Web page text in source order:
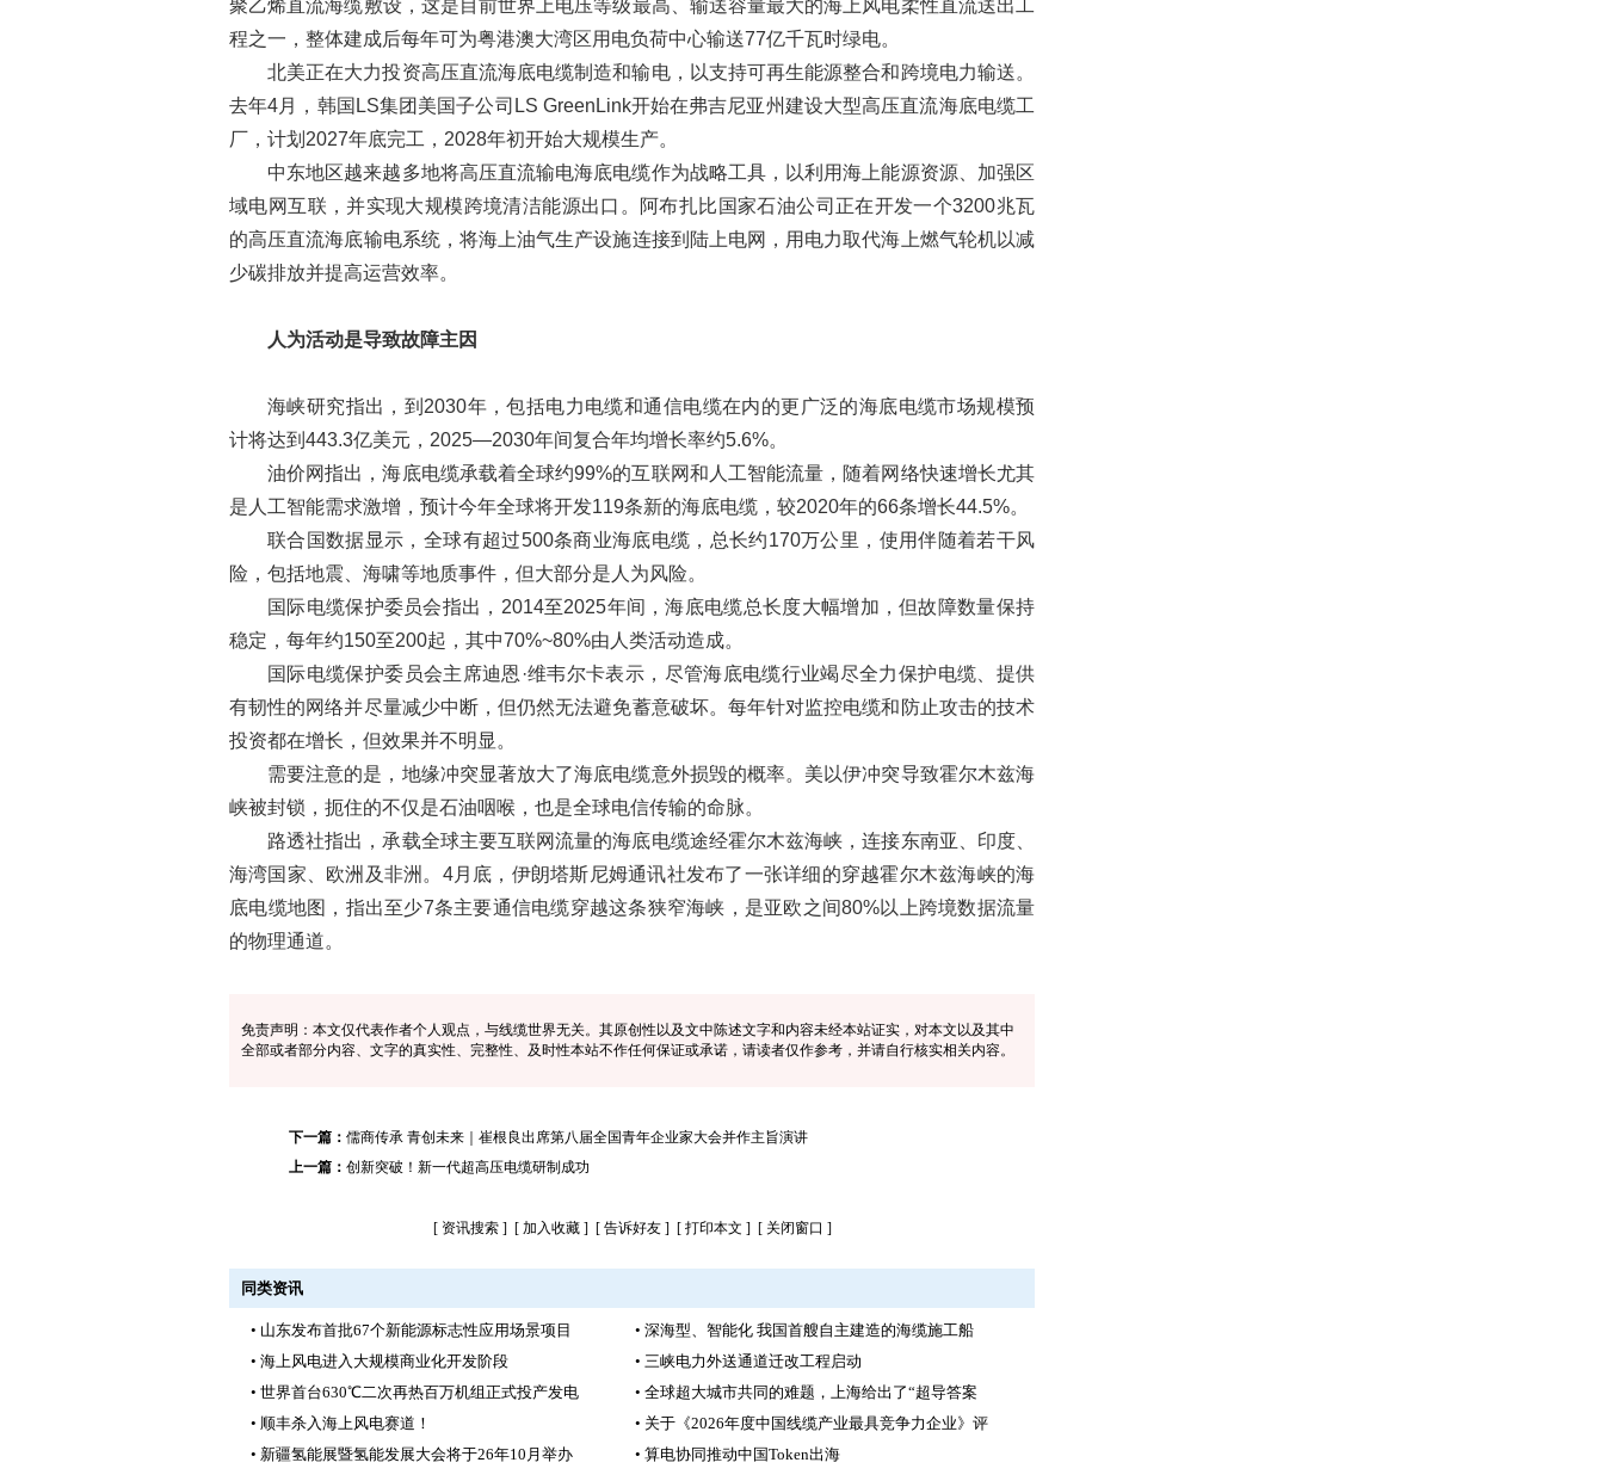
聚乙烯直流海缆敷设，这是目前世界上电压等级最高、输送容量最大的海上风电柔性直流送出工
程之一，整体建成后每年可为粤港澳大湾区用电负荷中心输送77亿千瓦时绿电。
北美正在大力投资高压直流海底电缆制造和输电，以支持可再生能源整合和跨境电力输送。
去年4月，韩国LS集团美国子公司LS GreenLink开始在弗吉尼亚州建设大型高压直流海底电缆工
厂，计划2027年底完工，2028年初开始大规模生产。
中东地区越来越多地将高压直流输电海底电缆作为战略工具，以利用海上能源资源、加强区
域电网互联，并实现大规模跨境清洁能源出口。阿布扎比国家石油公司正在开发一个3200兆瓦
的高压直流海底输电系统，将海上油气生产设施连接到陆上电网，用电力取代海上燃气轮机以减
少碳排放并提高运营效率。
人为活动是导致故障主因
海峡研究指出，到2030年，包括电力电缆和通信电缆在内的更广泛的海底电缆市场规模预
计将达到443.3亿美元，2025—2030年间复合年均增长率约5.6%。
油价网指出，海底电缆承载着全球约99%的互联网和人工智能流量，随着网络快速增长尤其
是人工智能需求激增，预计今年全球将开发119条新的海底电缆，较2020年的66条增长44.5%。
联合国数据显示，全球有超过500条商业海底电缆，总长约170万公里，使用伴随着若干风
险，包括地震、海啸等地质事件，但大部分是人为风险。
国际电缆保护委员会指出，2014至2025年间，海底电缆总长度大幅增加，但故障数量保持
稳定，每年约150至200起，其中70%~80%由人类活动造成。
国际电缆保护委员会主席迪恩·维韦尔卡表示，尽管海底电缆行业竭尽全力保护电缆、提供
有韧性的网络并尽量减少中断，但仍然无法避免蓄意破坏。每年针对监控电缆和防止攻击的技术
投资都在增长，但效果并不明显。
需要注意的是，地缘冲突显著放大了海底电缆意外损毁的概率。美以伊冲突导致霍尔木兹海
峡被封锁，扼住的不仅是石油咽喉，也是全球电信传输的命脉。
路透社指出，承载全球主要互联网流量的海底电缆途经霍尔木兹海峡，连接东南亚、印度、
海湾国家、欧洲及非洲。4月底，伊朗塔斯尼姆通讯社发布了一张详细的穿越霍尔木兹海峡的海
底电缆地图，指出至少7条主要通信电缆穿越这条狭窄海峡，是亚欧之间80%以上跨境数据流量
的物理通道。
免责声明：本文仅代表作者个人观点，与线缆世界无关。其原创性以及文中陈述文字和内容未经本站证实，对本文以及其中
全部或者部分内容、文字的真实性、完整性、及时性本站不作任何保证或承诺，请读者仅作参考，并请自行核实相关内容。
下一篇： 儒商传承 青创未来｜崔根良出席第八届全国青年企业家大会并作主旨演讲
上一篇： 创新突破！新一代超高压电缆研制成功
[ 资讯搜索] [ 加入收藏] [ 告诉好友] [ 打印本文 ] [ 关闭窗口 ]
同类资讯
• 山东发布首批67个新能源标志性应用场景项目
• 深海型、智能化 我国首艘自主建造的海缆施工船
• 海上风电进入大规模商业化开发阶段
• 三峡电力外送通道迁改工程启动
• 世界首台630℃二次再热百万机组正式投产发电
• 全球超大城市共同的难题，上海给出了“超导答案
• 顺丰杀入海上风电赛道！
• 关于《2026年度中国线缆产业最具竞争力企业》评
• 新疆氢能展暨氢能发展大会将于26年10月举办
• 算电协同推动中国Token出海